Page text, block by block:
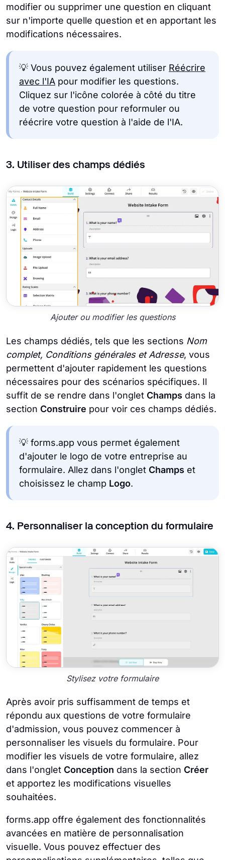
modifier ou supprimer une question en cliquant
sur n'importe quelle question et en apportant les
modifications nécessaires.
💡 Vous pouvez également utiliser Réécrire
avec l'IA pour modifier les questions.
Cliquez sur l'icône colorée à côté du titre
de votre question pour reformuler ou
réécrire votre question à l'aide de l'IA.
3. Utiliser des champs dédiés
Ajouter ou modifier les questions
Les champs dédiés, tels que les sections Nom
complet, Conditions générales et Adresse, vous
permettent d'ajouter rapidement les questions
nécessaires pour des scénarios spécifiques. Il
suffit de se rendre dans l'onglet Champs dans la
section Construire pour voir ces champs dédiés.
💡 forms.app vous permet également
d'ajouter le logo de votre entreprise au
formulaire. Allez dans l'onglet Champs et
choisissez le champ Logo.
4. Personnaliser la conception du formulaire
Stylisez votre formulaire
Après avoir pris suffisamment de temps et
répondu aux questions de votre formulaire
d'admission, vous pouvez commencer à
personnaliser les visuels du formulaire. Pour
modifier les visuels de votre formulaire, allez
dans l'onglet Conception dans la section Créer
et apportez les modifications visuelles
souhaitées.
forms.app offre également des fonctionnalités
avancées en matière de personnalisation
visuelle. Vous pouvez effectuer des